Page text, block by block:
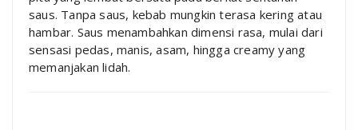
saus. Tanpa saus, kebab mungkin terasa kering atau
hambar. Saus menambahkan dimensi rasa, mulai dari
sensasi pedas, manis, asam, hingga creamy yang
memanjakan lidah.